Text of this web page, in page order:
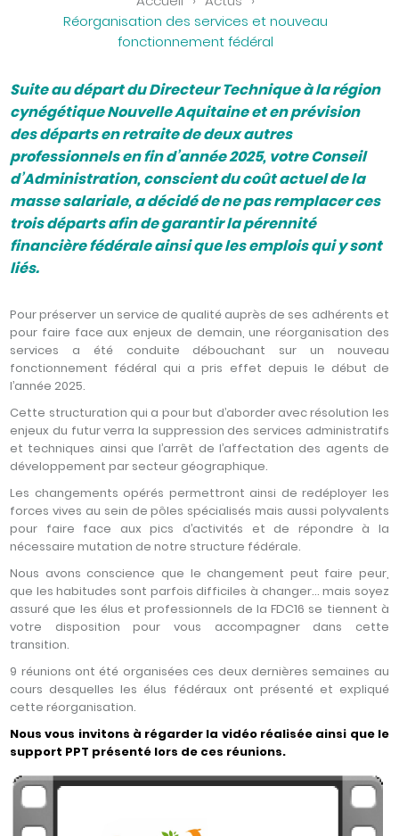
Réorganisation des services et nouveau
fonctionnement fédéral
Suite au départ du Directeur Technique à la région
cynégétique Nouvelle Aquitaine et en prévision
des départs en retraite de deux autres
professionnels en fin d’année 2025, votre Conseil
d’Administration, conscient du coût actuel de la
masse salariale, a décidé de ne pas remplacer ces
trois départs afin de garantir la pérennité
financière fédérale ainsi que les emplois qui y sont
liés.
Pour préserver un service de qualité auprès de ses adhérents et
pour faire face aux enjeux de demain, une réorganisation des
services a été conduite débouchant sur un nouveau
fonctionnement fédéral qui a pris effet depuis le début de
l’année 2025.
Cette structuration qui a pour but d’aborder avec résolution les
enjeux du futur verra la suppression des services administratifs
et techniques ainsi que l’arrêt de l’affectation des agents de
développement par secteur géographique.
Les changements opérés permettront ainsi de redéployer les
forces vives au sein de pôles spécialisés mais aussi polyvalents
pour faire face aux pics d’activités et de répondre à la
nécessaire mutation de notre structure fédérale.
Nous avons conscience que le changement peut faire peur,
que les habitudes sont parfois difficiles à changer… mais soyez
assuré que les élus et professionnels de la FDC16 se tiennent à
votre disposition pour vous accompagner dans cette
transition.
9 réunions ont été organisées ces deux dernières semaines au
cours desquelles les élus fédéraux ont présenté et expliqué
cette réorganisation.
Nous vous invitons à régarder la vidéo réalisée ainsi que le
support PPT présenté lors de ces réunions.